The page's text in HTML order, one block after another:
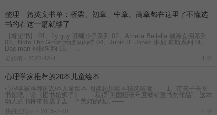
整理一篇英文书单：桥梁、初章、中章、高章都在这里了不懂选
书的看这一篇就够了
【桥梁书】 01、fly guy 苍蝇小子系列 02、Amelia Bedelia 糊涂女佣系列
03、Nate The Great 大侦探内特 04、Junie B. Jones 朱尼·琼斯系列 05、
Dog man 神探狗狗 06、 ...
老妖精 2023-12-4
心理学家推荐的20本儿童绘本
心理学家推荐的20本儿童绘本 阅读起步绘本精选精读 1、带孩子去图
书馆吧：读《图书馆狮子》 获得“美国报纸年度畅销童书奖作品”。这本
动人的书将带领孩子去一个美好的地方—— ...
我的宝贝qri 2015-7-30 2